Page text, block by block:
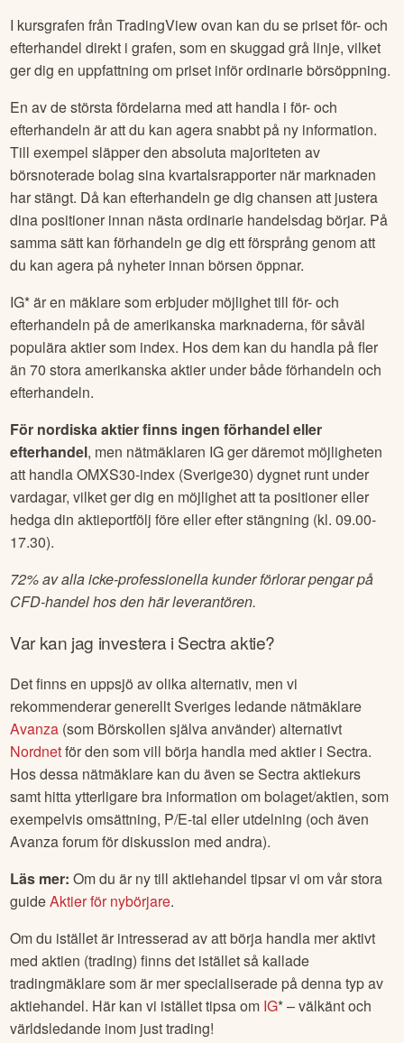
I kursgrafen från TradingView ovan kan du se priset för- och
efterhandel direkt i grafen, som en skuggad grå linje, vilket
ger dig en uppfattning om priset inför ordinarie börsöppning.
En av de största fördelarna med att handla i för- och
efterhandeln är att du kan agera snabbt på ny information.
Till exempel släpper den absoluta majoriteten av
börsnoterade bolag sina kvartalsrapporter när marknaden
har stängt. Då kan efterhandeln ge dig chansen att justera
dina positioner innan nästa ordinarie handelsdag börjar. På
samma sätt kan förhandeln ge dig ett försprång genom att
du kan agera på nyheter innan börsen öppnar.
IG* är en mäklare som erbjuder möjlighet till för- och
efterhandeln på de amerikanska marknaderna, för såväl
populära aktier som index. Hos dem kan du handla på fler
än 70 stora amerikanska aktier under både förhandeln och
efterhandeln.
För nordiska aktier finns ingen förhandel eller
efterhandel, men nätmäklaren IG ger däremot möjligheten
att handla OMXS30-index (Sverige30) dygnet runt under
vardagar, vilket ger dig en möjlighet att ta positioner eller
hedga din aktieportfölj före eller efter stängning (kl. 09.00-
17.30).
72% av alla icke-professionella kunder förlorar pengar på
CFD-handel hos den här leverantören.
Var kan jag investera iSectraaktie?
Det finns en uppsjö av olika alternativ, men vi
rekommenderar generellt Sveriges ledande nätmäklare
Avanza (som Börskollen själva använder) alternativt
Nordnetför den som vill börja handla med aktier iSectra.
Hos dessa nätmäklare kan du även seSectraaktiekurs
samt hitta ytterligare bra information om bolaget/aktien, som
exempelvis omsättning, P/E-tal eller utdelning (och även
Avanza forum för diskussion med andra).
Läs mer: Om du är ny till aktiehandel tipsar vi om vår stora
guideAktier för nybörjare.
Om du istället är intresserad av att börja handla mer aktivt
med aktien (trading) finns det istället så kallade
tradingmäklare som är mer specialiserade på denna typ av
aktiehandel. Här kan vi istället tipsa om IG* – välkänt och
världsledande inom just trading!